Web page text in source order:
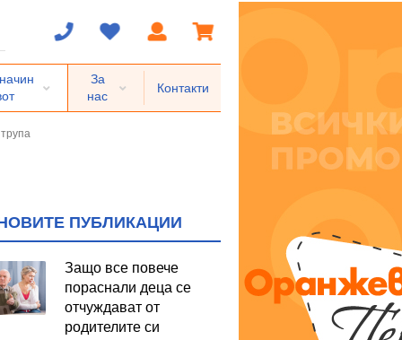
За
нас
Контакти
ПУБЛИКАЦИИ
Защо все повече
пораснали деца се
отчуждават от
родителите си